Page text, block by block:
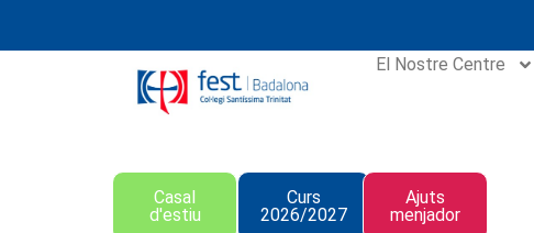
El Nostre Centre
Casal
d'estiu
Curs
2026/2027
Ajuts
menjador